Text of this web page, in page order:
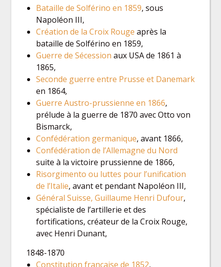
Bataille de Solférino en 1859, sous
Napoléon III,
Création de la Croix Rouge après la
bataille de Solférino en 1859,
Guerre de Sécession aux USA de 1861 à
1865,
Seconde guerre entre Prusse et Danemark
en 1864,
Guerre Austro-prussienne en 1866,
prélude à la guerre de 1870 avec Otto von
Bismarck,
Confédération germanique, avant 1866,
Confédération de l’Allemagne du Nord
suite à la victoire prussienne de 1866,
Risorgimento ou luttes pour l’unification
de l’Italie, avant et pendant Napoléon III,
Général Suisse, Guillaume Henri Dufour,
spécialiste de l’artillerie et des
fortifications, créateur de la Croix Rouge,
avec Henri Dunant,
1848-1870
Constitution française de 1852,